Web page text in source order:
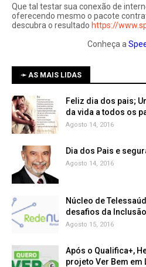
Que tal testar sua conexão de
oferecendo mesmo o pacote
descubra o resultado https://
Conheça a
➛ AS MAIS LIDAS
Feliz dia dos pais;
da vida a todos os
Agosto 14, 2016
Dia dos Pais e
Agosto 14, 2016
Núcleo de
Agosto 15, 2016
Após o Qualifica+,
projeto Ver Bem em